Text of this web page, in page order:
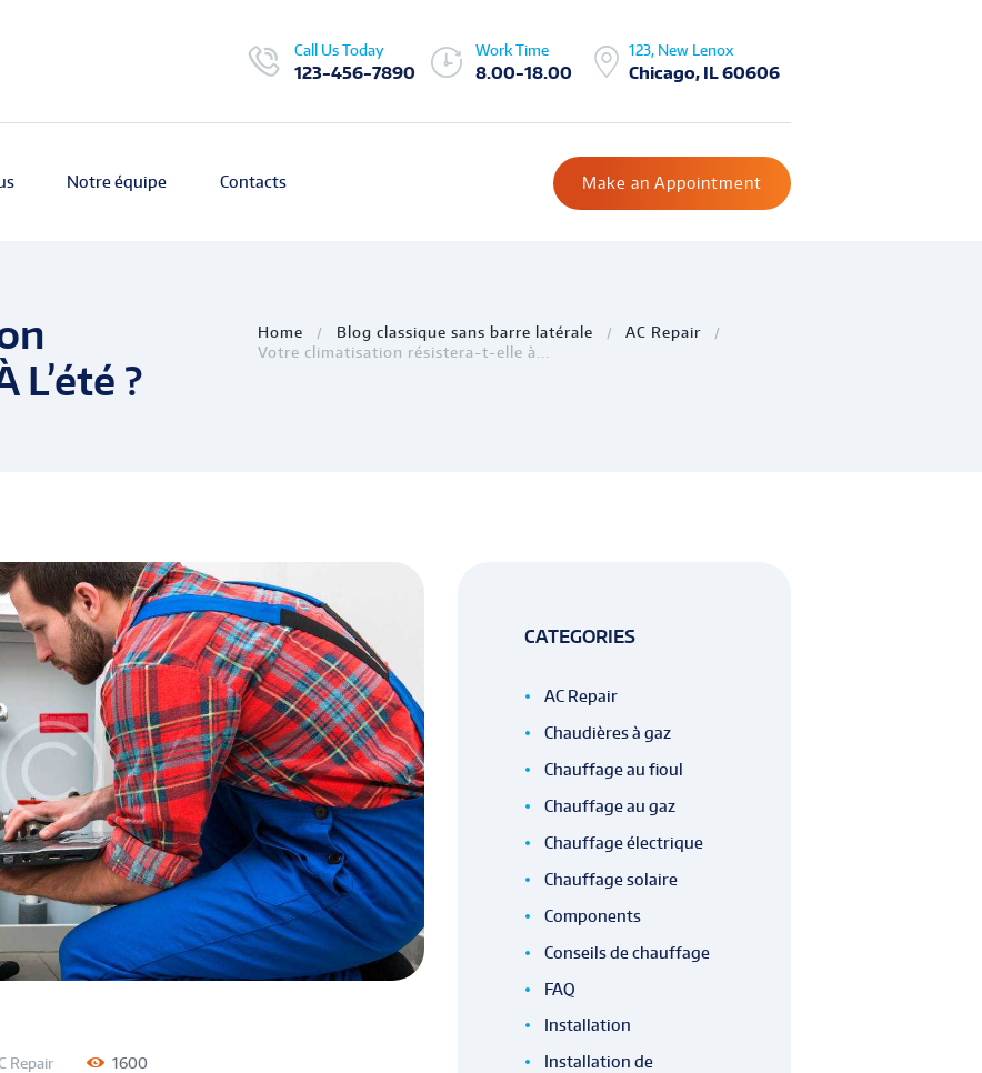
Call Us Today
123-456-7890
Work Time
8.00-18.00
123, New Lenox
Chicago, IL 60606
Notre équipe Contacts Make an Appointment
?
Home Blog classique sans barre latérale
AC Repair
Votre climatisation résistera-t-elle à...
Repair 1600
CATEGORIES
AC Repair
Chaudières à gaz
Chauffage au fioul
Chauffage au gaz
Chauffage électrique
Chauffage solaire
Components
Conseils de chauffage
FAQ
Installation
Installation de